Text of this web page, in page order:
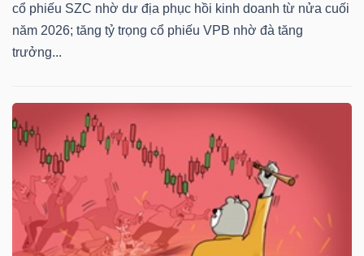
cổ phiếu SZC nhờ dư địa phục hồi kinh doanh từ nửa cuối
năm 2026; tăng tỷ trọng cổ phiếu VPB nhờ đà tăng
trưởng...